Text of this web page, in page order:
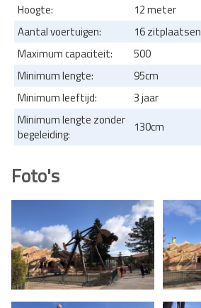
Hoogte:
12 meter
Aantal voertuigen:
16 zitplaatsen
Maximum capaciteit:
500
Minimum lengte:
95cm
Minimum leeftijd:
3 jaar
Minimum lengte zonder
begeleiding:
130cm
Foto's